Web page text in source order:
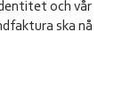
och vår
ska nå